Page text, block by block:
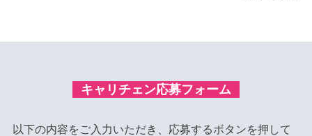
キャリチェン応募フォーム
以下の内容をご入力いただき、応募するボタンを押して